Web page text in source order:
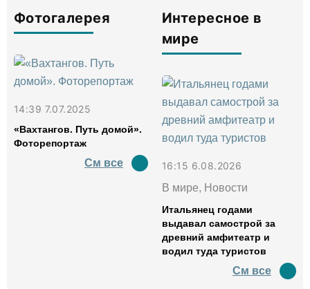
Фотогалерея
14:39 7.07.2025
«Вахтангов. Путь домой».
Фоторепортаж
См все
Интересное в
мире
16:15 6.08.2026
В мире, Новости
Итальянец годами
выдавал самострой за
древний амфитеатр и
водил туда туристов
См все